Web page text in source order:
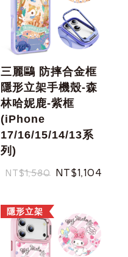
三麗鷗 防摔合金框
隱形立架手機殼-森
林哈妮鹿-紫框
(iPhone
17/16/15/14/13系
列)
NT$1,580 NT$1,104
隱形立架